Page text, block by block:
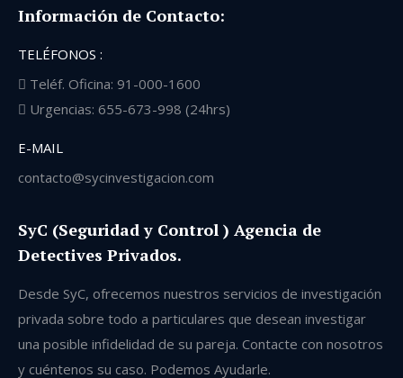
Información de Contacto:
TELÉFONOS :
Teléf. Oficina: 91-000-1600
Urgencias: 655-673-998 (24hrs)
E-MAIL
contacto@sycinvestigacion.com
SyC (Seguridad y Control ) Agencia de
Detectives Privados.
Desde SyC, ofrecemos nuestros servicios de investigación
privada sobre todo a particulares que desean investigar
una posible infidelidad de su pareja. Contacte con nosotros
y cuéntenos su caso. Podemos Ayudarle.